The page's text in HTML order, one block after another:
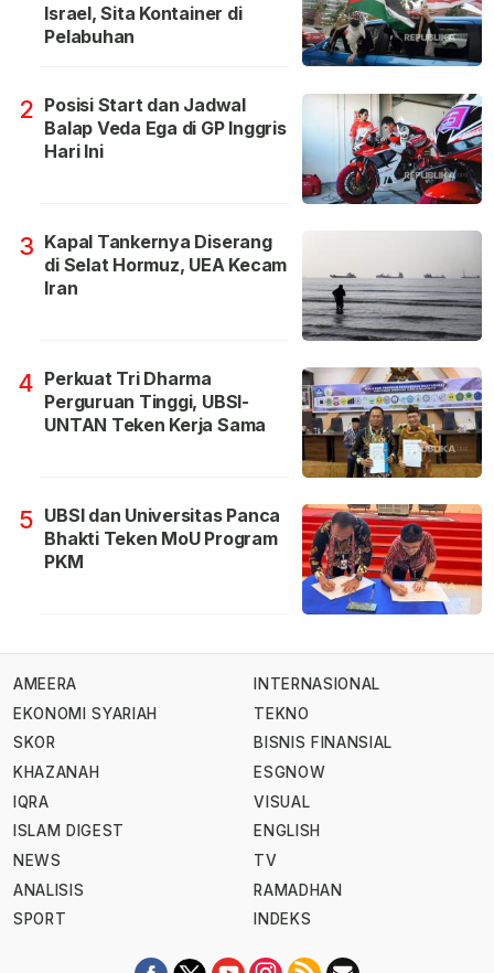
Israel, Sita Kontainer di
Pelabuhan
2 Posisi Start dan Jadwal
Balap Veda Ega di GP Inggris
Hari Ini
3 Kapal Tankernya Diserang
di Selat Hormuz, UEA Kecam
Iran
4 Perkuat Tri Dharma
Perguruan Tinggi, UBSI-
UNTAN Teken Kerja Sama
5 UBSI dan Universitas Panca
Bhakti Teken MoU Program
PKM
AMEERA
EKONOMI SYARIAH
SKOR
KHAZANAH
IQRA
ISLAM DIGEST
NEWS
ANALISIS
SPORT
INTERNASIONAL
TEKNO
BISNIS FINANSIAL
ESGNOW
VISUAL
ENGLISH
TV
RAMADHAN
INDEKS